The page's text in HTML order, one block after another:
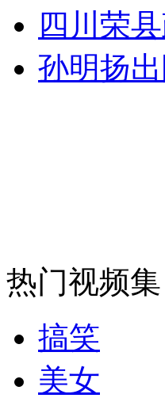
外交部：反对强权政
外交部：有关国家言
四川荣
孙明扬
热门视频集
搞笑
美女